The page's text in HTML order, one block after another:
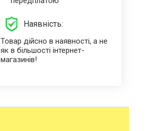
Наявність:
Товар дійсно в наявності, а не
як в більшості інтернет-
магазинів!